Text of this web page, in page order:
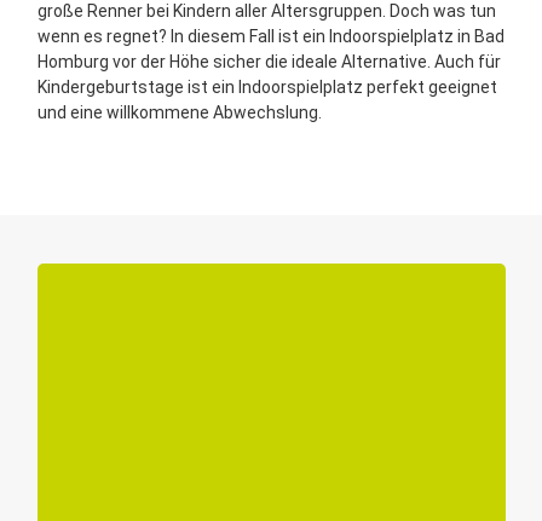
große Renner bei Kindern aller Altersgruppen. Doch was tun
wenn es regnet? In diesem Fall ist ein Indoorspielplatz in Bad
Homburg vor der Höhe sicher die ideale Alternative. Auch für
Kindergeburtstage ist ein Indoorspielplatz perfekt geeignet
und eine willkommene Abwechslung.